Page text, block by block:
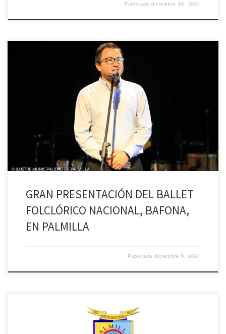
Publicadadiciembre 19, 2024
Con un lleno total del gimnasio municipal de Palmilla, fue la
presentación del Ballet Folclórico Nacional, BAFONA, elenco de danza
y música tradicional con 59 años de trayectoria artística, cerrando así
la itinerancia 2024 por la región de O’Higgins, que contempló su
presencia en las comunas de Rancagua, Coinco, Malloa, […]
GRAN PRESENTACIÓN DEL BALLET
FOLCLÓRICO NACIONAL, BAFONA,
EN PALMILLA
Publicadadiciembre 6, 2024